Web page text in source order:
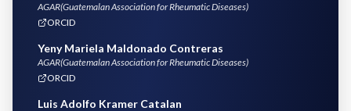
AGAR(Guatemalan Association for Rheumatic Diseases)
ORCID
Yeny Mariela Maldonado Contreras
AGAR(Guatemalan Association for Rheumatic Diseases)
ORCID
Luis Adolfo Kramer Catalan